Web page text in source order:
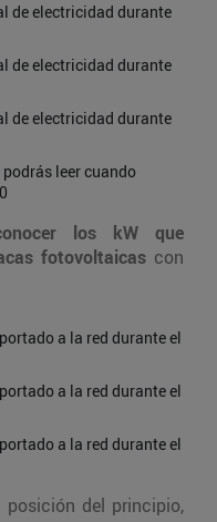
de electricidad durante
de electricidad durante
de electricidad durante
leer cuando
los kW que
fotovoltaicas con
a la red durante el
a la red durante el
a la red durante el
del principio,